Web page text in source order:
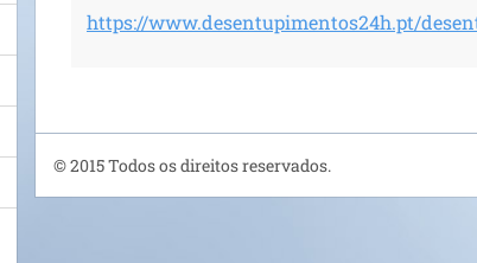
https://www.desentupimentos24h.pt/
© 2015 Todos os direitos reservados.